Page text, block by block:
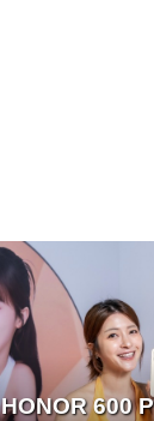
HONOR 600